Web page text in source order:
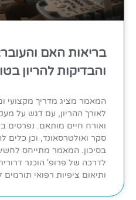
בריאות האם
והבדיקות להריון
המאמר מציג מדריך מקצועי
לאורך ההריון, עם דגש על
ואורח חיים מותאם. נפרסים
סקר ואולטרסאונד, וכן כלים
בסיכון. המאמר מתייחס
לדרכה של פרופ' הוכנר
ותיאום ציפיות רפואי תורמים